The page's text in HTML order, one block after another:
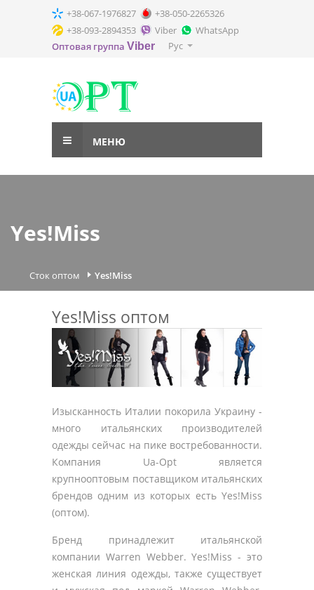
Yes!Miss оптом
Изысканность Италии покорила Украину -
много итальянских производителей
одежды сейчас на пике востребованности.
Компания Ua-Opt является
крупнооптовым поставщиком итальянских
брендов одним из которых есть Yes!Miss
(оптом).
Бренд принадлежит итальянской
компании Warren Webber. Yes!Miss - это
женская линия одежды, также существует
+38-067-1976827
+38-050-2265326
+38-093-2894353
Viber
WhatsApp
Оптовая группа Viber Рус
МЕНЮ
Yes!Miss
Сток оптом Yes!Miss